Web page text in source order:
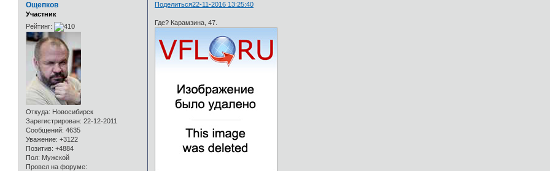
Поделиться22-11-2016 13:25:40
Ощепков
Участник
Рейтинг:
Откуда: Новосибирск
Зарегистрирован: 22-12-2011
Сообщений: 4635
Уважение: +3122
Позитив: +4884
Пол: Мужской
Провел на форуме:
Где? Карамзина, 47.